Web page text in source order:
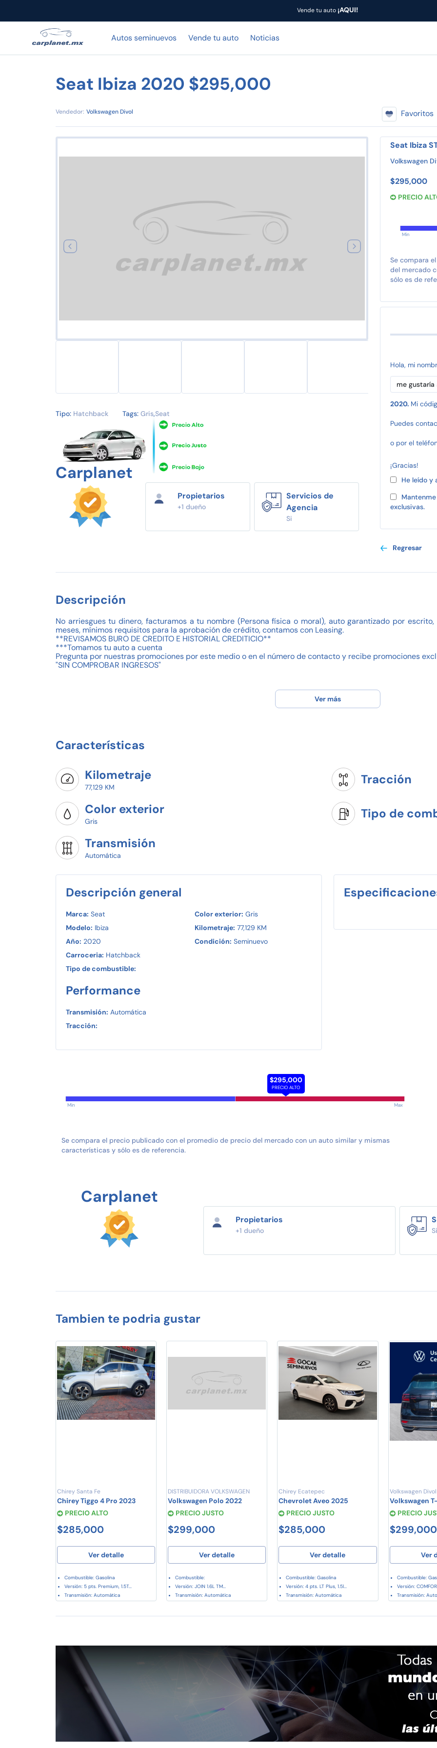
Vende tu auto¡AQUI!
Autos seminuevos Vende tu auto Noticias
Seat Ibiza 2020 $295,000
Vendedor: Volkswagen Divol Favoritos
Tipo: Hatchback Tags: Gris,Seat
Carplanet
Propietarios
+1 dueño
Servicios de
Agencia
Si
Seat Ibiza
Volkswagen
$295,000
PRECIO
Min
Se compara
del mercado
sólo es de
Hola, mi
2020. Mi
Puedes
o por el
¡Gracias!
He leído
exclusivas.
Regresar
Descripción
No arriesgues tu dinero, facturamos a tu nombre (Persona física o moral), auto garantizado por
meses, mínimos requisitos para la aprobación de crédito, contamos con Leasing.
**REVISAMOS BURO DE CREDITO E HISTORIAL CREDITICIO**
***Tomamos tu auto a cuenta
Pregunta por nuestras promociones por este medio o en el número de contacto y recibe promociones
"SIN COMPROBAR INGRESOS"
Ver más
Características
Kilometraje
77,129 KM
Tracción
Color exterior
Gris
Tipo de
Transmisión
Automática
Descripción general
Marca: Seat
Modelo: Ibiza
Año: 2020
Carroceria: Hatchback
Tipo de combustible:
Color exterior: Gris
Kilometraje: 77,129 KM
Condición: Seminuevo
Performance
Transmisión: Automática
Tracción:
$295,000
PRECIO ALTO
Min Max
Se compara el precio publicado con el promedio de precio del mercado con un auto similar y mismas
características y sólo es de referencia.
Carplanet
Propietarios
+1 dueño Si
Tambien te podria gustar
Chirey Santa Fe
Chirey Tiggo 4 Pro 2023
PRECIO ALTO
$285,000
Ver detalle
Combustible: Gasolina
Versión: 5 pts. Premium, 1.5T...
Transmisión: Automática
DISTRIBUIDORA VOLKSWAGEN
Volkswagen Polo 2022
PRECIO JUSTO
$299,000
Ver detalle
Combustible:
Versión: JOIN 1.6L TM...
Transmisión: Automática
Chirey Ecatepec
Chevrolet Aveo 2025
PRECIO JUSTO
$285,000
Ver detalle
Combustible: Gasolina
Versión: 4 pts. LT Plus, 1.5l...
Transmisión: Automática
Volkswagen
Volkswagen
PRECIO
$299,000
Ver
Combustible:
Versión:
Transmisión: